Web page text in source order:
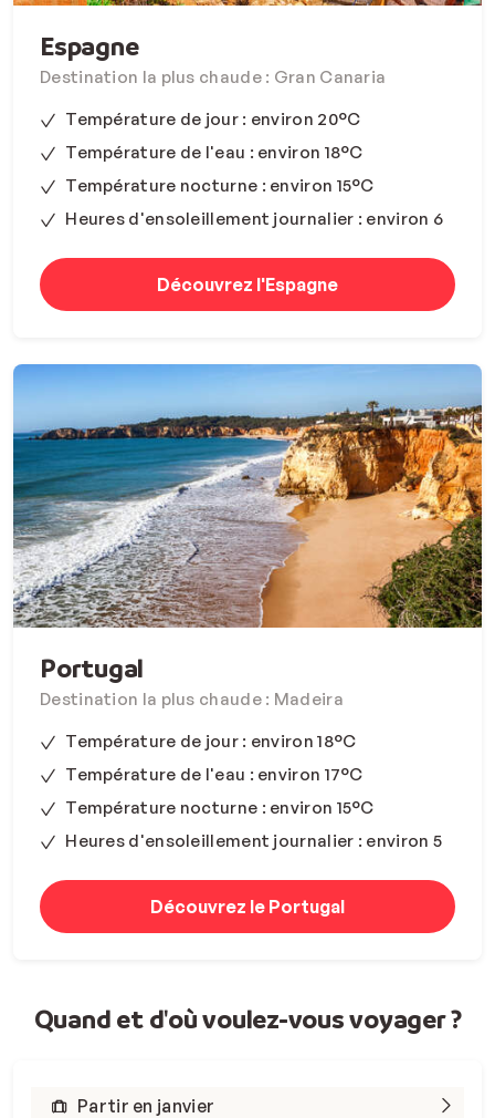
Espagne
Destination la plus chaude : Gran Canaria
Température de jour : environ 20°C
Température de l'eau : environ 18°C
Température nocturne : environ 15°C
Heures d'ensoleillement journalier : environ 6
Découvrez l'Espagne
Portugal
Destination la plus chaude : Madeira
Température de jour : environ 18°C
Température de l'eau : environ 17°C
Température nocturne : environ 15°C
Heures d'ensoleillement journalier : environ 5
Découvrez le Portugal
Quand et d'où voulez-vous voyager ?
Partir en janvier